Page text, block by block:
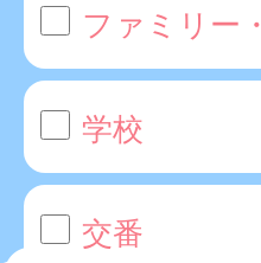
ファミリー
学校
交番